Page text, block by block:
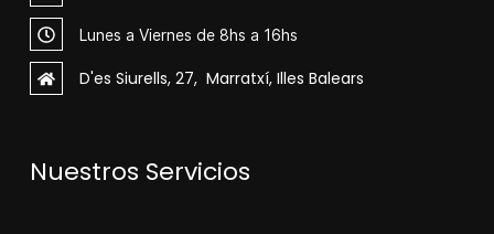
Lunes a Viernes de 8hs a 16hs
D'es Siurells, 27, Marratxí, Illes Balears
Nuestros Servicios